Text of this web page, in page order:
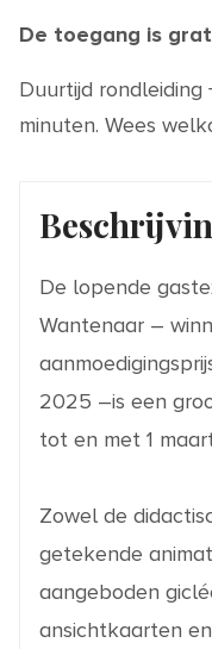
De toegang is
Duurtijd rondleiding
minuten. Wees
De lopende
Wantenaar –
2025 –is een
tot en met 1
Zowel de
getekende
aangeboden
ansichtkaarten